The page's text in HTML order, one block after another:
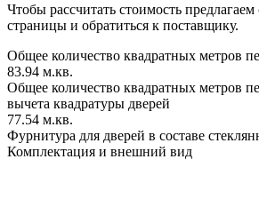
Чтобы рассчитать стоимость предлагаем
страницы и обратиться к поставщику.
Общее количество квадратных метров
83.94 м.кв.
Общее количество квадратных метров
вычета квадратуры дверей
77.54 м.кв.
Фурнитура для дверей в составе
Комплектация и внешний вид